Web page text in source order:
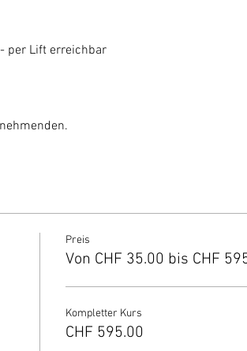
per Lift erreichbar
Preis
Von CHF 35.00 bis CHF
Kompletter Kurs
CHF 595.00